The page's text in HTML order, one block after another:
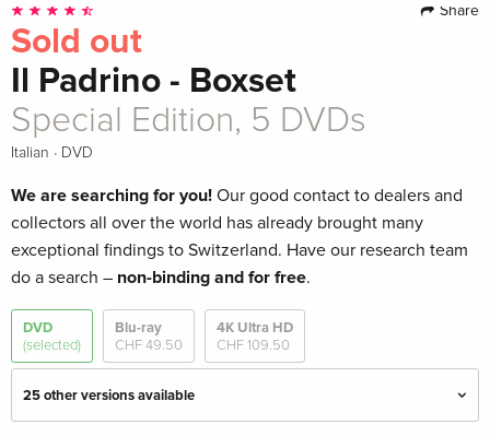
Share
Sold out
Il Padrino - Boxset
Special Edition, 5 DVDs
Italian · DVD
We are searching for you! Our good contact to dealers and
collectors all over the world has already brought many
exceptional findings to Switzerland. Have our research team
do a search – non-binding and for free.
DVD
(selected)
Blu-ray
CHF 49.50
4K Ultra HD
CHF 109.50
25 other versions available